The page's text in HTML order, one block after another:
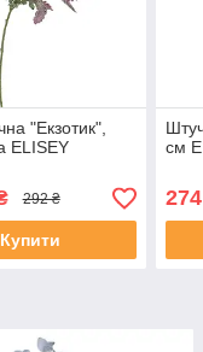
"Екзотик",
ELISEY
292 ₴
Купити
см